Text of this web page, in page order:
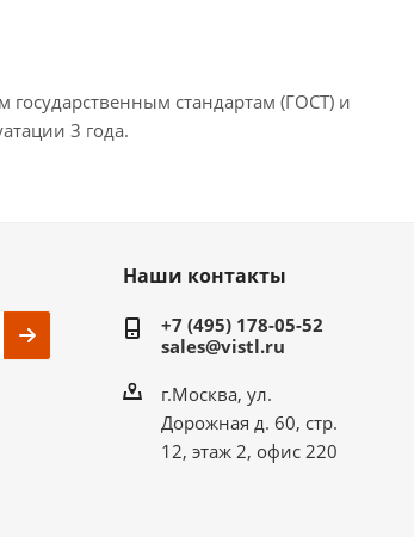
стандартам (ГОСТ) и
3 года.
Наши контакты
+7 (495) 178-05-52
sales@vistl.ru
г.Москва, ул.
Дорожная д. 60, стр.
12, этаж 2, офис 220